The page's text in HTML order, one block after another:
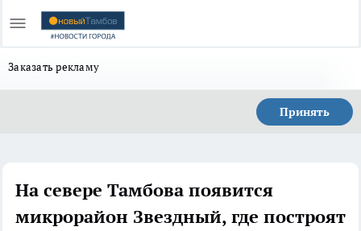
Заказать рекламу
Принять
На севере Тамбова появится
микрорайон Звездный, где построят